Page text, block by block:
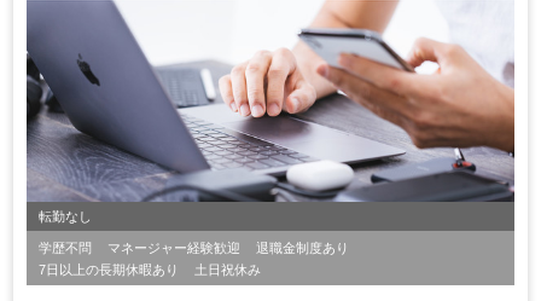
転勤なし
学歴不問 マネージャー経験歓迎
退職金制度あり
7日以上の長期休暇あり
土日祝休み